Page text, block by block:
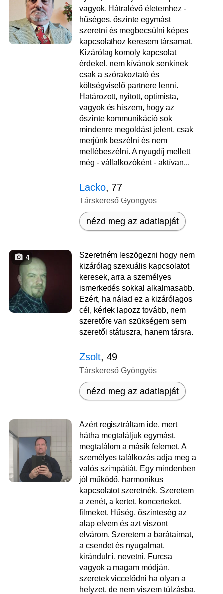
vagyok. Hátralévő életemhez -
hűséges, őszinte egymást
szeretni és megbecsülni képes
kapcsolathoz keresem társamat.
Kizárólag komoly kapcsolat
érdekel, nem kívánok senkinek
csak a szórakoztató és
költségviselő partnere lenni.
Határozott, nyitott, optimista,
vagyok és hiszem, hogy az
őszinte kommunikáció sok
mindenre megoldást jelent, csak
merjünk beszélni és nem
mellébeszélni. A nyugdíj mellett
még - vállalkozóként - aktívan...
Lacko, 77
Társkereső Gyöngyös
nézd meg az adatlapját
4
Szeretném leszögezni hogy nem
kizárólag szexuális kapcsolatot
keresek, arra a személyes
ismerkedés sokkal alkalmasabb.
Ezért, ha nálad ez a kizárólagos
cél, kérlek lapozz tovább, nem
szeretőre van szükségem sem
szeretői státuszra, hanem társra.
Zsolt, 49
Társkereső Gyöngyös
nézd meg az adatlapját
Azért regisztráltam ide, mert
hátha megtaláljuk egymást,
megtalálom a másik felemet. A
személyes találkozás adja meg a
valós szimpátiát. Egy mindenben
jól működő, harmonikus
kapcsolatot szeretnék. Szeretem
a zenét, a kertet, koncerteket,
filmeket. Hűség, őszinteség az
alap elvem és azt viszont
elvárom. Szeretem a barátaimat,
a csendet és nyugalmat,
kirándulni, nevetni. Furcsa
vagyok a magam módján,
szeretek viccelődni ha olyan a
helyzet, de nem viszem túlzásba.